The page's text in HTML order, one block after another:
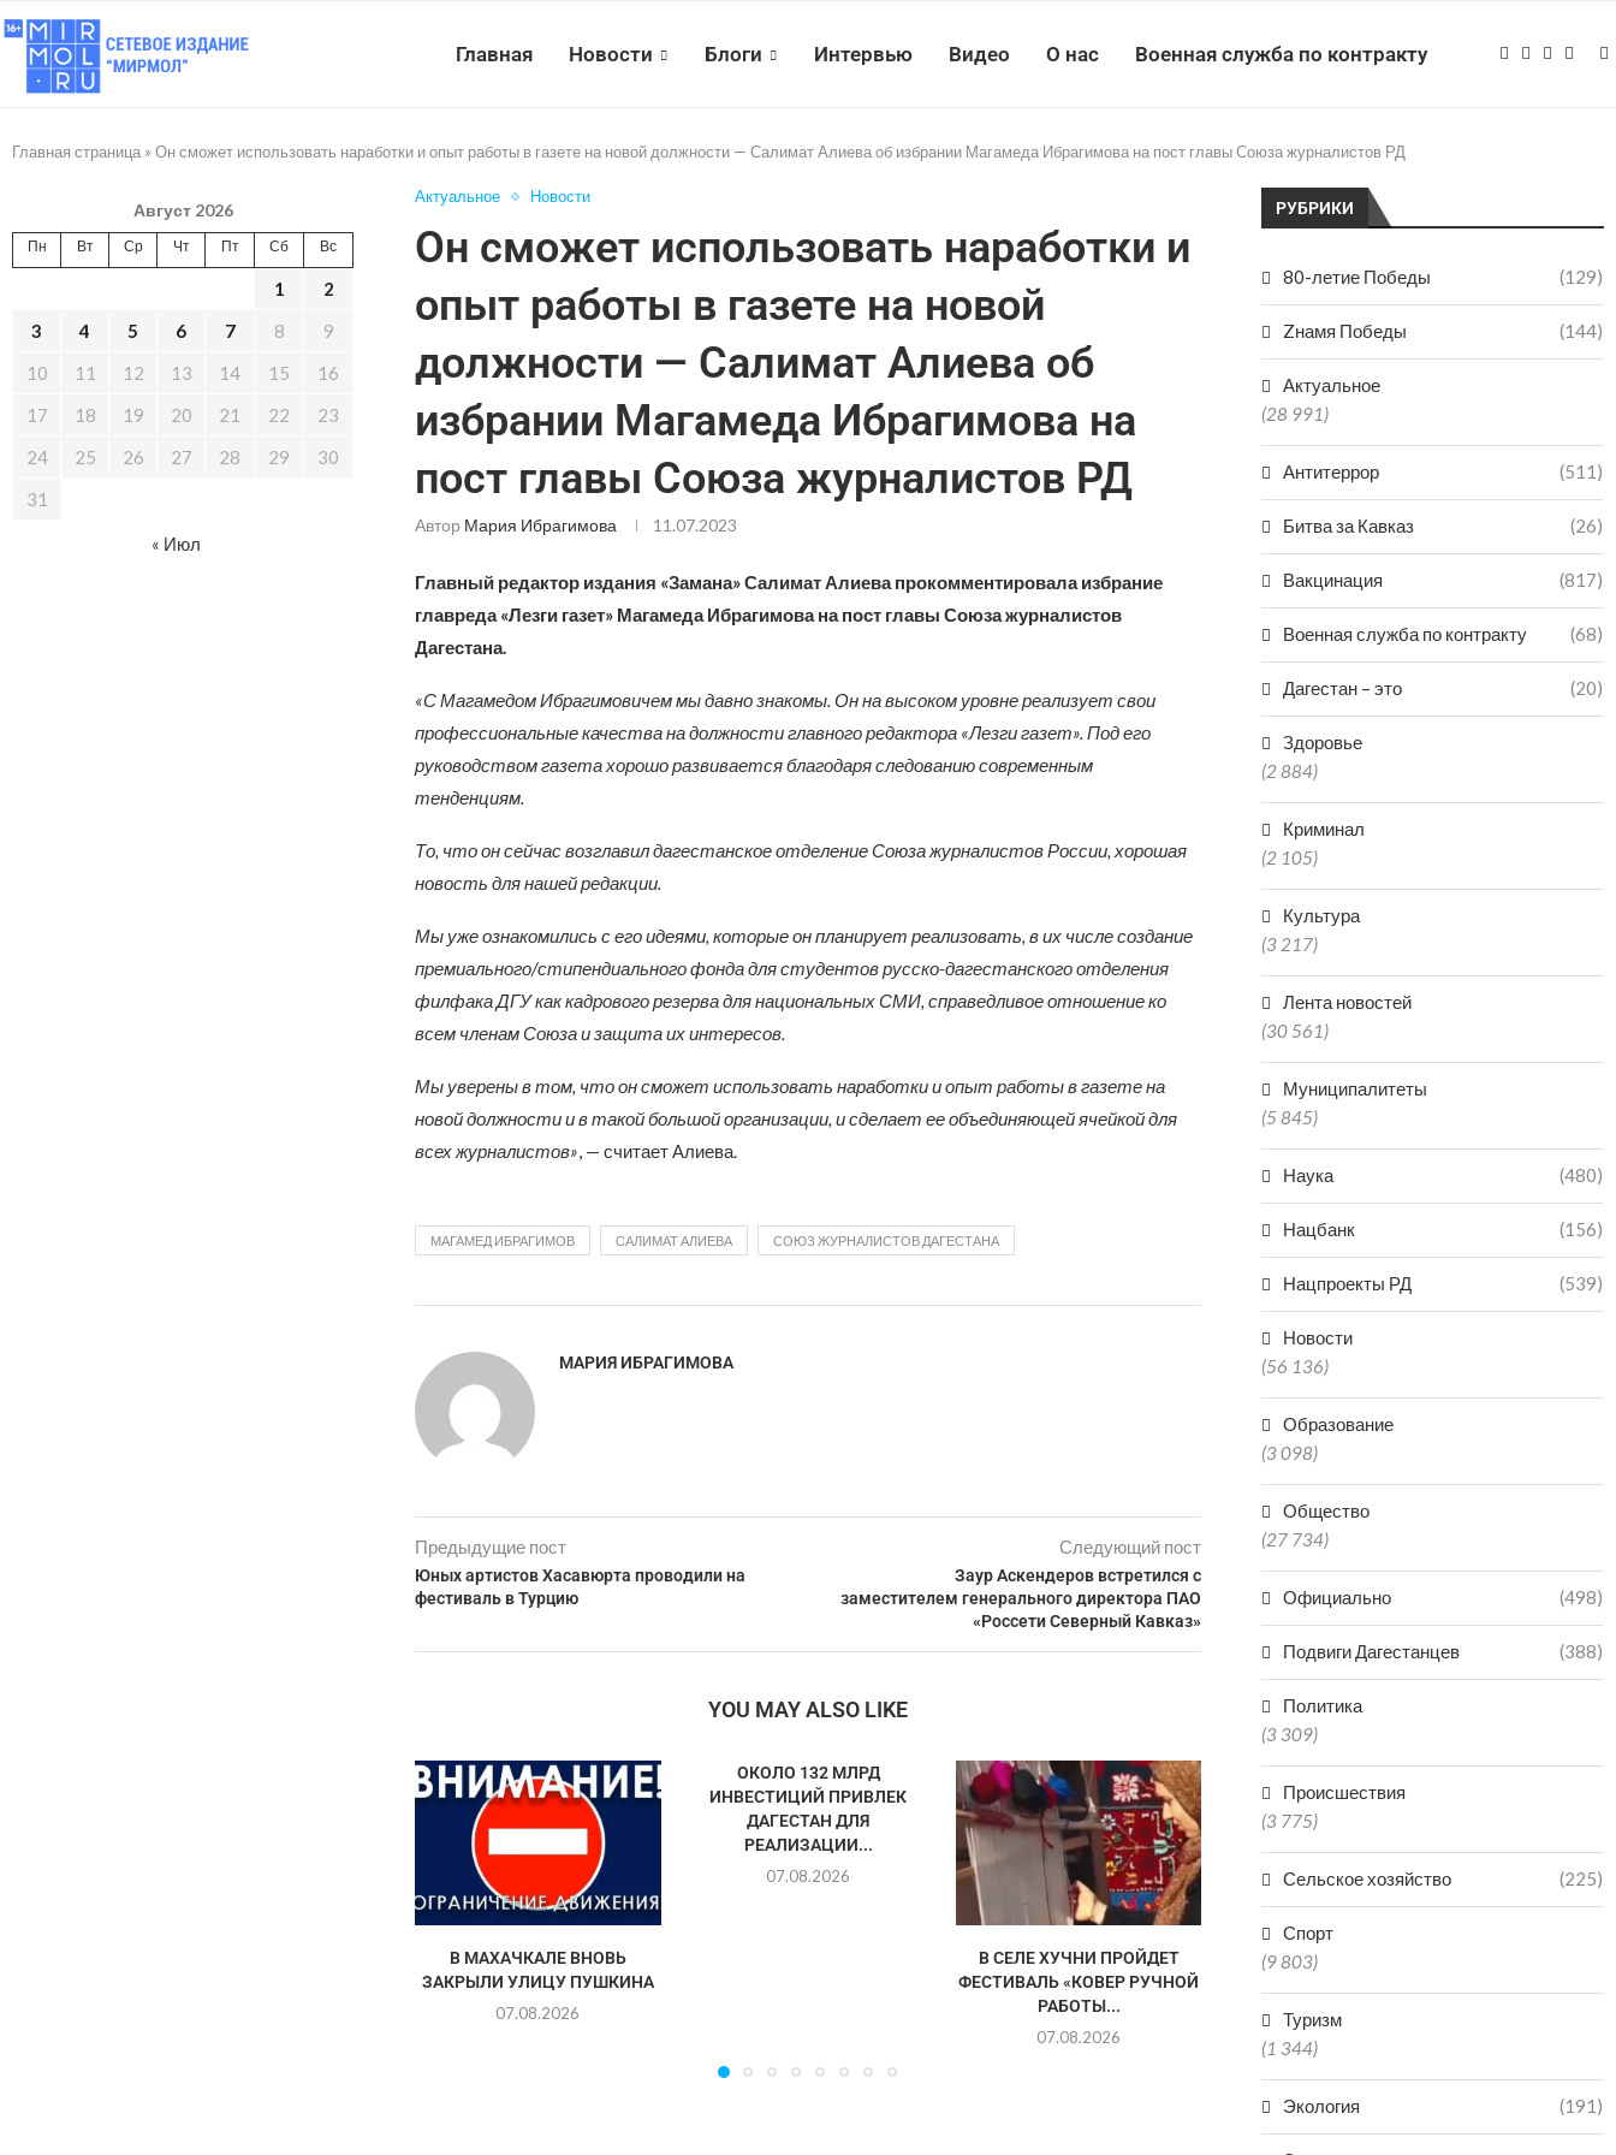
Главная Новости Блоги Интервью Видео О нас Военная служба по контракту
Главная страница » Он сможет использовать наработки и опыт работы в газете на новой должности — Салимат Алиева об избрании Магамеда Ибрагимова на пост главы Союза журналистов РД
Актуальное Новости
Он сможет использовать наработки и
опыт работы в газете на новой
должности — Салимат Алиева об
избрании Магамеда Ибрагимова на
пост главы Союза журналистов РД
Автор Мария Ибрагимова 11.07.2023
Главный редактор издания «Замана» Салимат Алиева прокомментировала избрание
главреда «Лезги газет» Магамеда Ибрагимова на пост главы Союза журналистов
Дагестана.
«С Магамедом Ибрагимовичем мы давно знакомы. Он на высоком уровне реализует свои
профессиональные качества на должности главного редактора «Лезги газет». Под его
руководством газета хорошо развивается благодаря следованию современным
тенденциям.
То, что он сейчас возглавил дагестанское отделение Союза журналистов России, хорошая
новость для нашей редакции.
Мы уже ознакомились с его идеями, которые он планирует реализовать, в их числе создание
премиального/стипендиального фонда для студентов русско-дагестанского отделения
филфака ДГУ как кадрового резерва для национальных СМИ, справедливое отношение ко
всем членам Союза и защита их интересов.
Мы уверены в том, что он сможет использовать наработки и опыт работы в газете на
новой должности и в такой большой организации, и сделает ее объединяющей ячейкой для
всех журналистов», — считает Алиева.
МАГАМЕД ИБРАГИМОВ САЛИМАТ АЛИЕВА СОЮЗ ЖУРНАЛИСТОВ ДАГЕСТАНА
МАРИЯ ИБРАГИМОВА
Предыдущие пост
Юных артистов Хасавюрта проводили на
фестиваль в Турцию
Следующий пост
Заур Аскендеров встретился с
заместителем генерального директора ПАО
«Россети Северный Кавказ»
YOU MAY ALSO LIKE
В МАХАЧКАЛЕ ВНОВЬ
ЗАКРЫЛИ УЛИЦУ ПУШКИНА
07.08.2026
ОКОЛО 132 МЛРД
ИНВЕСТИЦИЙ ПРИВЛЕК
ДАГЕСТАН ДЛЯ
РЕАЛИЗАЦИИ...
07.08.2026
В СЕЛЕ ХУЧНИ ПРОЙДЕТ
ФЕСТИВАЛЬ «КОВЕР РУЧНОЙ
РАБОТЫ...
07.08.2026
В ДАГЕСТАНЕ ГАЗОВИКИ
МНОГОКВАРТИРНОМ...
07.08.2026
РУБРИКИ
80-летие Победы (129)
Zнамя Победы (144)
Актуальное
(28 991)
Антитеррор (511)
Битва за Кавказ (26)
Вакцинация (817)
Военная служба по контракту (68)
Дагестан – это (20)
Здоровье
(2 884)
Криминал
(2 105)
Культура
(3 217)
Лента новостей
(30 561)
Муниципалитеты
(5 845)
Наука (480)
Нацбанк (156)
Нацпроекты РД (539)
Новости
(56 136)
Образование
(3 098)
Общество
(27 734)
Официально (498)
Подвиги Дагестанцев (388)
Политика
(3 309)
Происшествия
(3 775)
Сельское хозяйство (225)
Спорт
(9 803)
Туризм
(1 344)
Экология (191)
Август 2026
Пн Вт Ср Чт Пт Сб Вс
1
2
3
4 5 6 7 8
9
10
11 12 13 14 15
16
17
18 19 20 21 22
23
24
25 26 27 28 29
30
31
« Июл